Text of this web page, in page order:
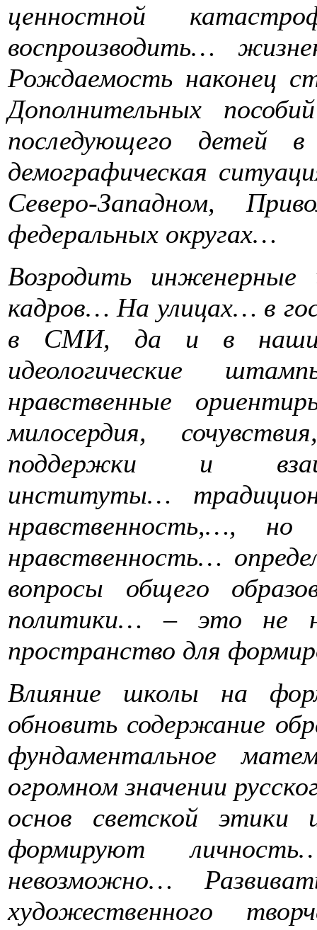
ценностной
воспроизводить…
Рождаемость наконец
Дополнительных
последующего детей
демографическая
Северо-Западном,
федеральных округах…
Возродить
кадров… На улицах… в
в СМИ, да и в наших
идеологические
нравственные
милосердия,
поддержки и
институты…
нравственность,…, но
нравственность…
вопросы общего
политики… – это не
пространство для
Влияние школы на
обновить содержание
фундаментальное
огромном значении
основ светской этики
формируют
невозможно…
художественного